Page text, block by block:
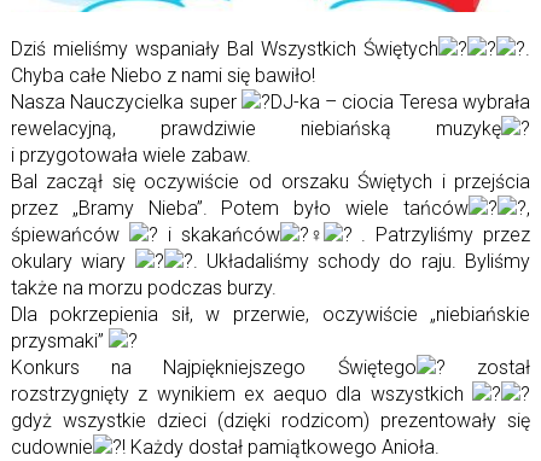
Dziś mieliśmy wspaniały Bal Wszystkich Świętych
.
Chyba całe Niebo z nami się bawiło!
Nasza Nauczycielka super
DJ-ka – ciocia Teresa wybrała
rewelacyjną, prawdziwie niebiańską muzykę
i przygotowała wiele zabaw.
Bal zaczął się oczywiście od orszaku Świętych i przejścia
przez „Bramy Nieba”. Potem było wiele tańców
,
śpiewańców
i skakańców
. Patrzyliśmy przez
okulary wiary
. Układaliśmy schody do raju. Byliśmy
także na morzu podczas burzy.
Dla pokrzepienia sił, w przerwie, oczywiście „niebiańskie
przysmaki”
Konkurs na Najpiękniejszego Świętego
został
rozstrzygnięty z wynikiem ex aequo dla wszystkich
gdyż wszystkie dzieci (dzięki rodzicom) prezentowały się
cudownie
! Każdy dostał pamiątkowego Anioła.